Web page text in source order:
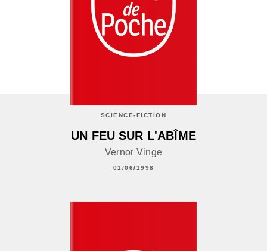
SCIENCE-FICTION
UN FEU SUR L'ABÎME
Vernor Vinge
01/06/1998